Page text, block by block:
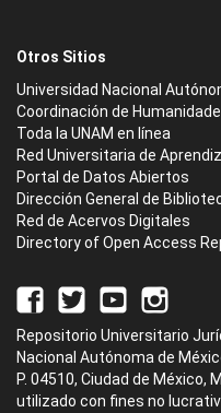
Otros Sitios
Universidad Nacional
Coordinación de
Toda la UNAM en línea
Red Universitaria de
Portal de Datos Abiertos
Dirección General de
Red de Acervos Digitales
Directory of Open Access
Repositorio Universitario
Nacional Autónoma de
P. 04510, Ciudad de México,
utilizado con fines no